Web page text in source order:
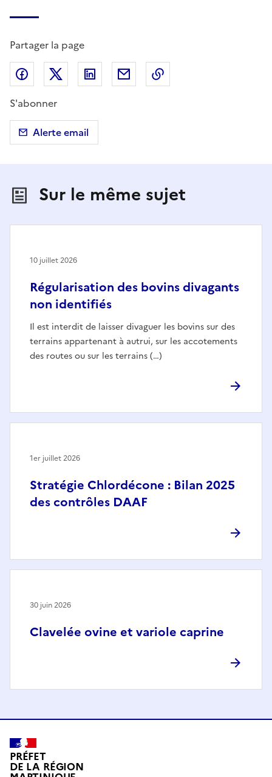
Partager la page
Partager sur Facebook
Partager sur X (anciennement Twitter)
Partager sur LinkedIn
Partager par email
S'abonner
Alerte email
Sur le même sujet
Régularisation des bovins divagants
non identifiés
Il est interdit de laisser divaguer les bovins sur des
terrains appartenant à autrui, sur les accotements
des routes ou sur les terrains (…)
10 juillet 2026
Stratégie Chlordécone : Bilan 2025
des contrôles DAAF
1er juillet 2026
Clavelée ovine et variole caprine
30 juin 2026
PRÉFET
DE LA RÉGION